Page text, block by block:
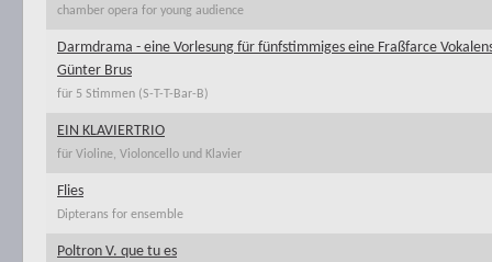
chamber opera for young audience
Darmdrama - eine Vorlesung für fünfstimmiges eine Fraßfarce
Günter Brus
für 5 Stimmen (S-T-T-Bar-B)
EIN KLAVIERTRIO
für Violine, Violoncello und Klavier
Flies
Dipterans for ensemble
Poltron V. que tu es